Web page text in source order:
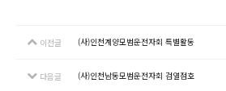
이전글 (사)인천계양모범운전자회 특별활동
다음글 (사)인천남동모범운전자회 검열점호